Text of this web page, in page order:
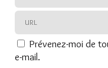
Prévenez-moi de
e-mail.